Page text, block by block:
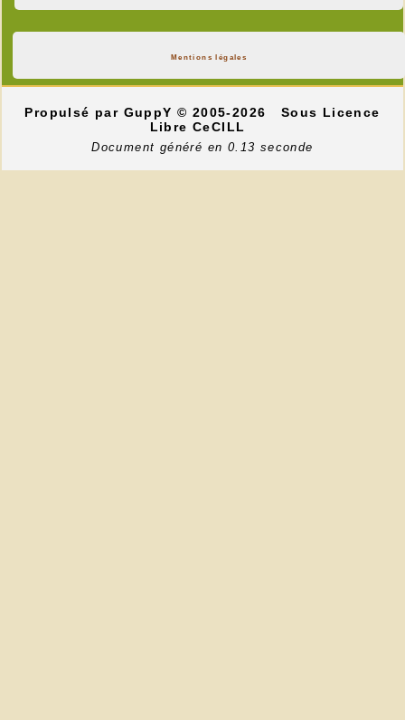
Mentions légales
Propulsé par GuppY© 2005-2026
Sous Licence
Libre CeCILL
Document généré en 0.13 seconde